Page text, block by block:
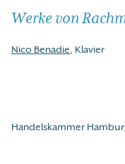
Werke von
Nico Benadie, Klavier
Handelskammer